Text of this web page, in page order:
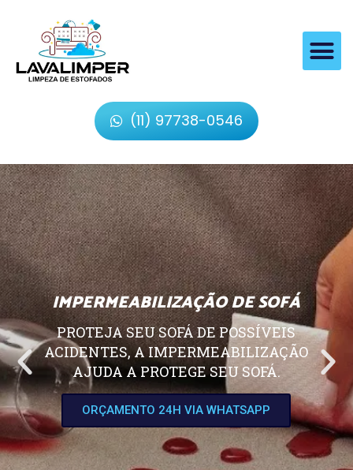
(11) 97738-0546
IMPERMEABILIZAÇÃO DE SOFÁ
PROTEJA SEU SOFÁ DE POSSÍVEIS
ACIDENTES, A IMPERMEABILIZAÇÃO
AJUDA A PROTEGE SEU SOFÁ.
ORÇAMENTO 24H VIA WHATSAPP